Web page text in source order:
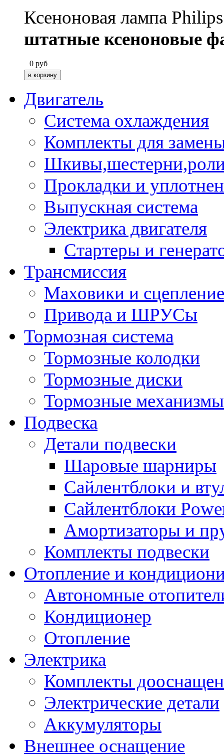
Ксеноновая лампа
штатные ксеноновые
0 руб
Двигатель
Система охлаждения
Комплекты для
Прокладки и
Выпускная система
Электрика двигателя
Стартеры и
Трансмиссия
Маховики и сцепление
Привода и ШРУСы
Тормозная система
Тормозные колодки
Тормозные диски
Тормозные механизмы
Подвеска
Детали подвески
Шаровые шарниры
Сайлентблоки и
Сайлентблоки
Амортизаторы и
Комплекты подвески
Отопление и
Автономные
Кондиционер
Отопление
Электрика
Комплекты
Электрические детали
Аккумуляторы
Внешнее оснащение